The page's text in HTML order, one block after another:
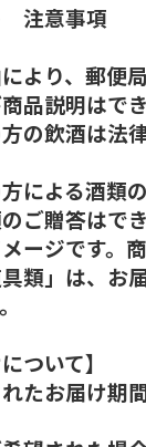
注意事項
より、郵便
品説明はでき
の飲酒は法
による酒類
ご贈答はでき
ージです。
類」は、お
ついて】
たお届け期